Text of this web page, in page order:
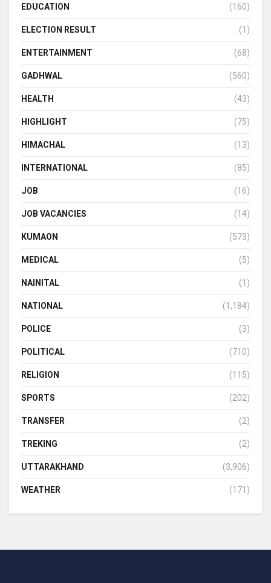
EDUCATION
(160)
ELECTION RESULT
(1)
ENTERTAINMENT
(68)
GADHWAL
(560)
HEALTH
(43)
HIGHLIGHT
(75)
HIMACHAL
(13)
INTERNATIONAL
(85)
JOB
(16)
JOB VACANCIES
(14)
KUMAON
(573)
MEDICAL
(5)
NAINITAL
(1)
NATIONAL
(1,184)
POLICE
(3)
POLITICAL
(710)
RELIGION
(115)
SPORTS
(202)
TRANSFER
(2)
TREKING
(2)
UTTARAKHAND
(3,906)
WEATHER
(171)